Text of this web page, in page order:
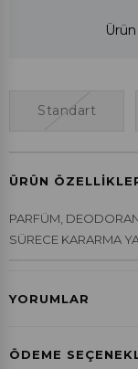
Ürün
Standart
ÜRÜN
PARFÜM,
SÜRECE KARARMA
YORUMLAR
ÖDEME